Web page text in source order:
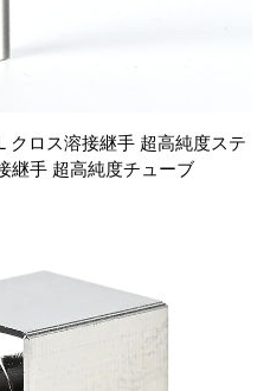
クロス溶接継手 超高純度ステ
継手 超高純度チューブ